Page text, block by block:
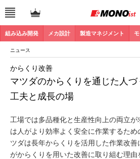
組み込み開発 メカ設計 製造マネジメント
ニュース
マツダのからくりを通じた人
工夫と成長の場
からくり改善
工場では多品種化と生産性向上の両立
は人がより効率よく安全に作業するた
ツダは長年からくりを活用した作業改
がからくりを用いた改善に取り組む理由